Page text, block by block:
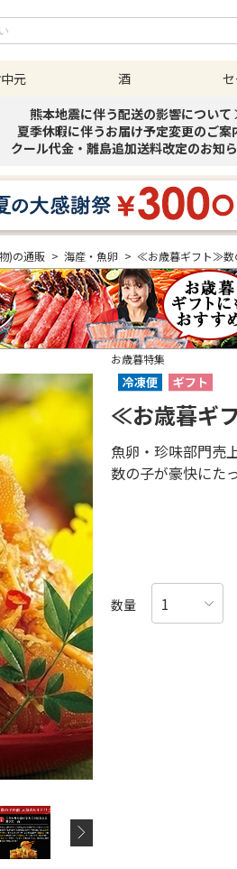
元 酒
熊本地震に伴う配送の影響につい
夏季休暇に伴うお届け予定変更のご
クール代金・離島追加送料改定のお知
)の通販 > 海産・魚卵 > ≪お歳暮ギフト≫数
お歳暮特集
≪お歳暮ギ
魚卵・珍味部門売
数の子が豪快にた
数量